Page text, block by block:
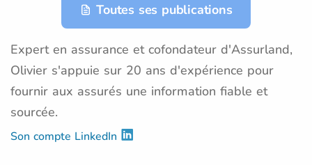
Toutes ses publications
Expert en assurance et cofondateur d'Assurland,
Olivier s'appuie sur 20 ans d'expérience pour
fournir aux assurés une information fiable et
sourcée.
Son compte LinkedIn